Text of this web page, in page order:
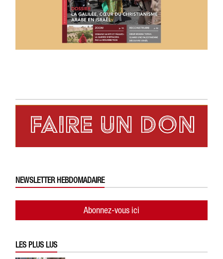
NEWSLETTER HEBDOMADAIRE
Abonnez-vous ici
LES PLUS LUS